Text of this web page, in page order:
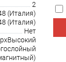
2
(Италия)
(Италия)
Нет